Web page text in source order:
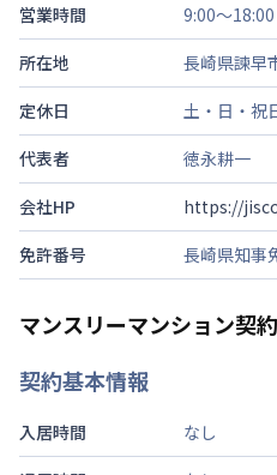
営業時間
9:00～18:00
所在地
長崎県諫早
定休日
土・日・祝
代表者
徳永耕一
会社HP
https://
免許番号
長崎県知事
マンスリーマンション契
契約基本情報
入居時間
なし